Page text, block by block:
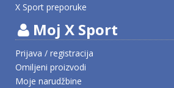
X Sport preporuke
Moj X Sport
Prijava / registracija
Omiljeni proizvodi
Moje narudžbine